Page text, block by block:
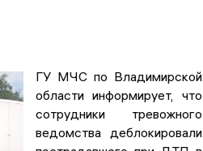
ГУ МЧС по Владимирской
области информирует, что
сотрудники тревожного
ведомства деблокировали